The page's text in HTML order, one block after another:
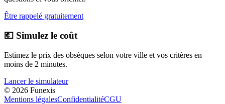
Être rappelé gratuitement
💶 Simulez le coût
Estimez le prix des obsèques selon votre ville et vos critères en
moins de 2 minutes.
Lancer le simulateur
© 2026 Funexis
Mentions légalesConfidentialitéCGU